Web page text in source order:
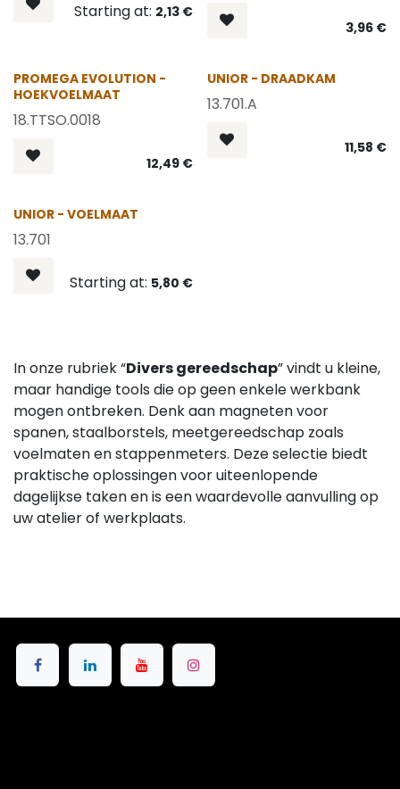
Starting at: 2,13€
3,96€
PROMEGA EVOLUTION -
HOEKVOELMAAT
18.TTSO.0018
12,49€
UNIOR - DRAADKAM
13.701.A
11,58 €
OP = OP
UNIOR - VOELMAAT
13.701
Starting at: 5,80 €
In onze rubriek “Divers gereedschap” vindt u kleine,
maar handige tools die op geen enkele werkbank
mogen ontbreken. Denk aan magneten voor
spanen, staalborstels, meetgereedschap zoals
voelmaten en stappenmeters. Deze selectie biedt
praktische oplossingen voor uiteenlopende
dagelijkse taken en is een waardevolle aanvulling op
uw atelier of werkplaats.